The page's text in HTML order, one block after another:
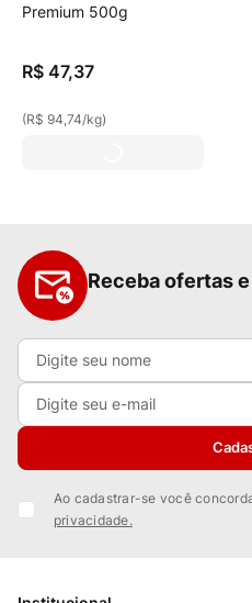
Premium 500g
R$ 47,37
(R$ 94,74/kg)
Receba ofertas
Ao cadastrar-se você
privacidade.